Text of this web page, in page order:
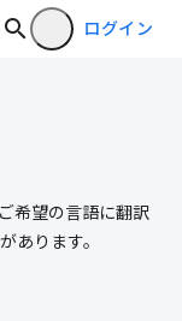
ログイン
希望の言語に翻訳
あります。